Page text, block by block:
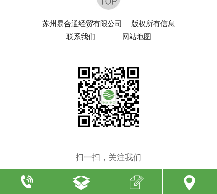
苏州易合通经贸有限公司
版权所有信息
联系我们
网站地图
扫一扫，关注我们